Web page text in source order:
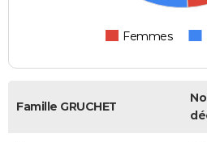
Femmes
Famille GRUCHET